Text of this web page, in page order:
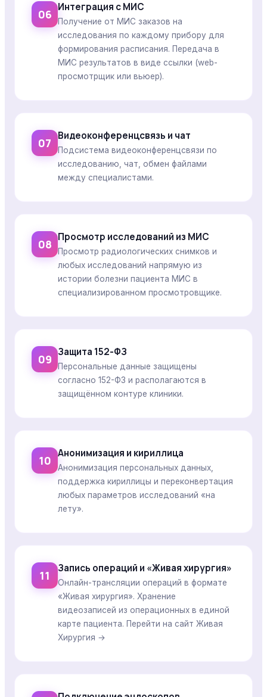
06 Интеграция с МИС
Получение от МИС заказов на
исследования по каждому прибору для
формирования расписания. Передача в
МИС результатов в виде ссылки (web-
просмотрщик или вьюер).
07 Видеоконференцсвязь и чат
Подсистема видеоконференцсвязи по
исследованию, чат, обмен файлами
между специалистами.
08 Просмотр исследований из МИС
Просмотр радиологических снимков и
любых исследований напрямую из
истории болезни пациента МИС в
специализированном просмотровщике.
09 Защита 152-ФЗ
Персональные данные защищены
согласно 152-ФЗ и располагаются в
защищённом контуре клиники.
10 Анонимизация и кириллица
Анонимизация персональных данных,
поддержка кириллицы и переконвертация
любых параметров исследований «на
лету».
11 Запись операций и «Живая хирургия»
Онлайн-трансляции операций в формате
«Живая хирургия». Хранение
видеозаписей из операционных в единой
карте пациента. Перейти на сайт Живая
Хирургия →